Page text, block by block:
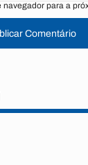
para a
Comentário